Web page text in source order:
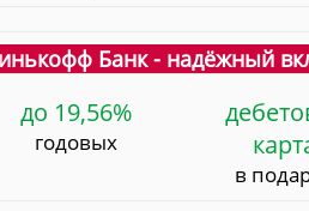
Банк - надёжный
до 19,56%
годовых
в